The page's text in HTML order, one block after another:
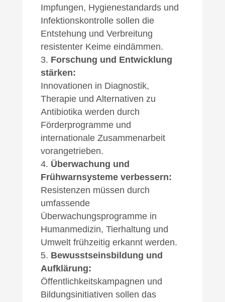
Impfungen, Hygienestandards und
Infektionskontrolle sollen die
Entstehung und Verbreitung
resistenter Keime eindämmen.
Forschung und Entwicklung
stärken:
Innovationen in Diagnostik,
Therapie und Alternativen zu
Antibiotika werden durch
Förderprogramme und
internationale Zusammenarbeit
vorangetrieben.
Überwachung und
Frühwarnsysteme verbessern:
Resistenzen müssen durch
umfassende
Überwachungsprogramme in
Humanmedizin, Tierhaltung und
Umwelt frühzeitig erkannt werden.
Bewusstseinsbildung und
Aufklärung:
Öffentlichkeitskampagnen und
Bildungsinitiativen sollen das